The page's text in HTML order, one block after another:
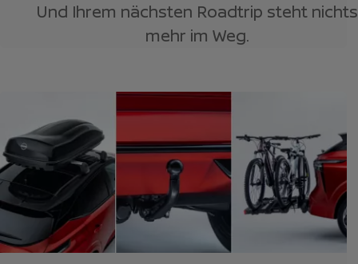
Und Ihrem nächsten Roadtrip steht nichts
mehr im Weg.